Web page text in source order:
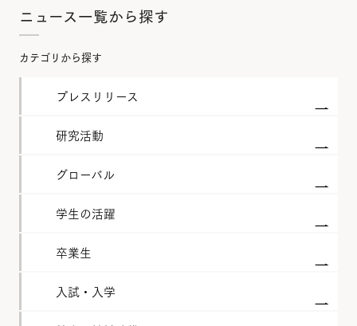
ニュース一覧から探す
カテゴリから探す
プレスリリース
研究活動
グローバル
学生の活躍
卒業生
入試・入学